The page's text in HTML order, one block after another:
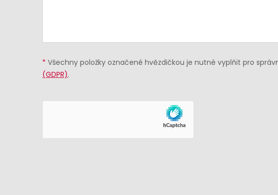
* Všechny položky označené hvězdičkou je nutné vyplňit pro
(GDPR).